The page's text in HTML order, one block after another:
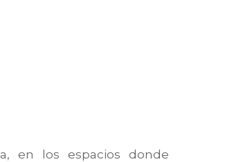
en los espacios donde